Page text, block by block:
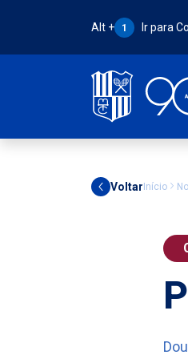
Atalho Alt + 1:
Alt + 1 Ir para
Voltar Início